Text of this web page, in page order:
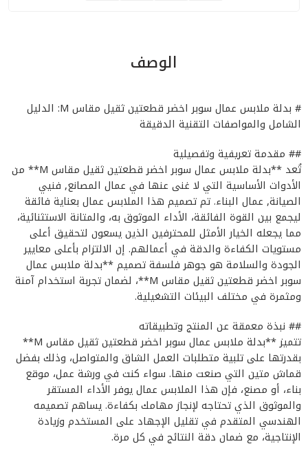
الوصف
# بدلة ملابس عمال سوبر اخضر قطعتين ثقيل مقاس M: الدليل
الشامل والمواصفات التقنية الدقيقة
## مقدمة تعريفية وتفصيلية
تُعد **بدلة ملابس عمال سوبر اخضر قطعتين ثقيل مقاس M** من
الأدوات الأساسية التي لا غنى عنها في عمال المصانع, فنيي
الصيانة, عمال البناء. تم تصميم هذا الملابس عمال بعناية فائقة
ليجمع بين القوة الفائقة، الأداء الموثوق به، والمتانة الاستثنائية،
مما يجعله الخيار الأمثل للمحترفين الذين يسعون لتحقيق أعلى
مستويات الكفاءة والدقة في أعمالهم. إن الالتزام بأعلى معايير
الجودة والسلامة هو جوهر فلسفة تصميم **بدلة ملابس عمال
سوبر اخضر قطعتين ثقيل مقاس M**، لضمان تجربة استخدام آمنة
ومثمرة في مختلف البيئات التشغيلية.
## نبذة معمقة عن المنتج وتطبيقاته
تتميز **بدلة ملابس عمال سوبر اخضر قطعتين ثقيل مقاس M**
بقدرتها على تلبية متطلبات العمل الشاق والمتواصل، وذلك بفضل
قماش متين التي صنعت منها. سواء كنت في ورشة عمل، موقع
بناء، أو مصنع، فإن هذا الملابس عمال يوفر الأداء المستقر
والموثوق الذي تحتاجه لإنجاز مهامك بكفاءة. يساهم تصميمه
الهندسي المتقدم في تقليل الإجهاد على المستخدم وزيادة
الإنتاجية، مع ضمان دقة النتائج في كل مرة.